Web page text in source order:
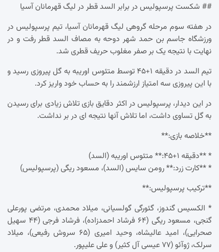
## شکست پرسپولیس در برابر السد قطر در لیگ قهرمانان آسیا
در هفته سوم مرحله گروهی لیگ قهرمانان آسیا، تیم پرسپولیس در
ورزشگاه جاسم بن حمد شهر دوحه به مصاف السد قطر رفت و در
نهایت با نتیجه یک بر صفر مغلوب حریف قطری شد.
تیم السد در دقیقه ۱+۴۵ توسط متئوس اوریبه به گل پیروزی رسید و
با این پیروزی سه امتیاز ارزشمند را به حساب خود واریز کرد.
در این دیدار، پرسپولیس در اکثر دقایق بازی تلاش زیادی برای رسیدن
به گل تساوی داشت، اما تلاش آنها نتیجه ای در بر نداشت.
**خلاصه بازی:**
* **دقیقه ۱+۴۵:** متئوس اوریبه (السد)
* **کارت زرد:** رومن سایس (السد)، مسعود ریگی (پرسپولیس)
**ترکیب پرسپولیس:**
* الکسیس گندوز، گئورگی گولسیانی، میلاد محمدی، مرتضی پورعلی
گنجی، مسعود ریگی (۶۴ فرشاد احمدزاده)، فرشاد فرجی (۴۴ سهیل
صحرایی)، امید عالیشاه، وحید امیری (۶۵ سروش رفیعی)، میلاد
سرلک، ژوآئو (۷۷ عیسی آل کثیر) و علی علیپور.